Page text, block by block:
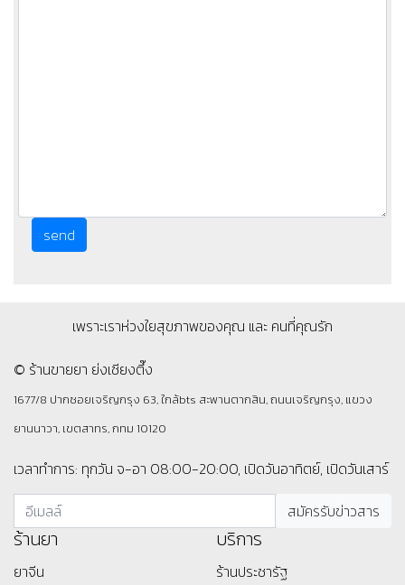
เพราะเราห่วงใยสุขภาพของคุณ และ คนที่คุณรัก
© ร้านขายยา ย่งเชียงตึ๊ง
1677/8 ปากซอยเจริญกรุง 63, ใกล้bts สะพานตากสิน, ถนนเจริญกรุง, แขวง
ยานนาวา, เขตสาทร, กทม 10120
เวลาทำการ: ทุกวัน จ-อา 08:00-20:00, เปิดวันอาทิตย์, เปิดวันเสาร์
ร้านยา
ยาจีน
บริการ
ร้านประชารัฐ